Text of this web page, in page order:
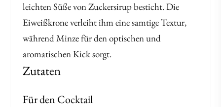
leichten Süße von Zuckersirup besticht. Die
Eiweißkrone verleiht ihm eine samtige Textur,
während Minze für den optischen und
aromatischen Kick sorgt.
Zutaten
Für den Cocktail